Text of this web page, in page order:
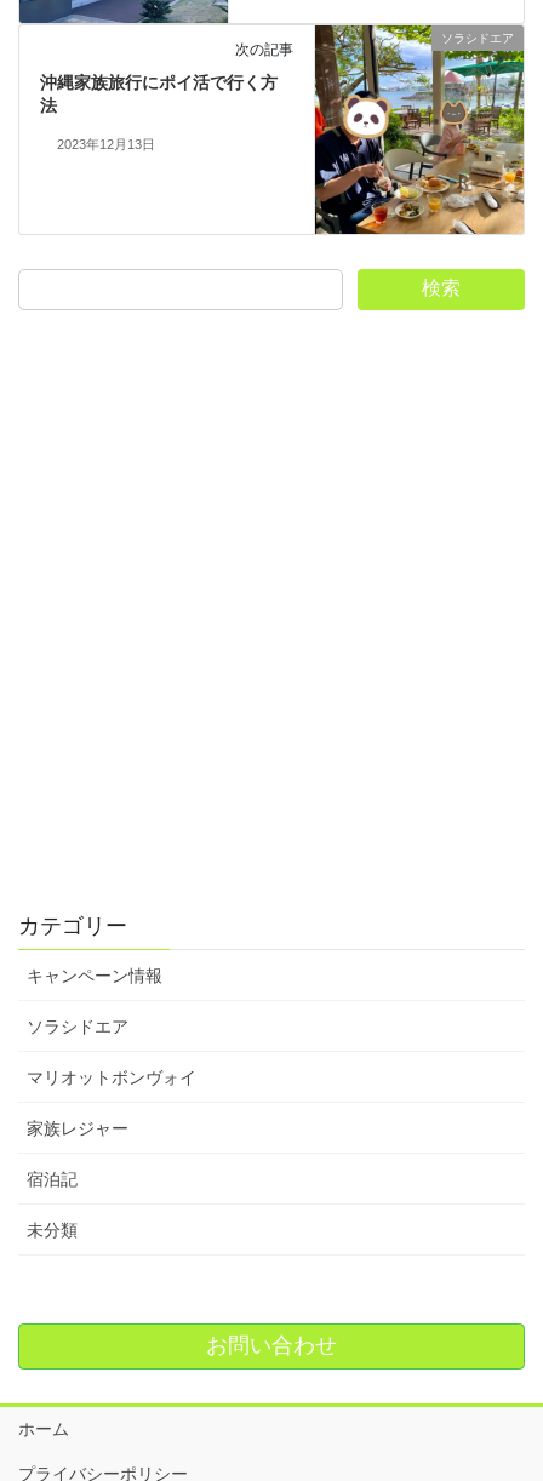
ソラシドエア
次の記事
沖縄家族旅行にポイ活で行く方
法
2023年12月13日
検索
カテゴリー
キャンペーン情報
ソラシドエア
マリオットボンヴォイ
家族レジャー
宿泊記
未分類
お問い合わせ
ホーム
プライバシーポリシー